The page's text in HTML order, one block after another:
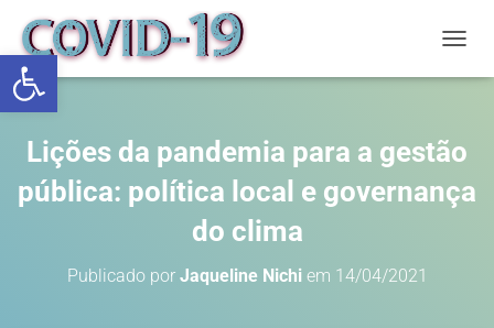
Abrir a barra de ferramentas
Lições da pandemia para a gestão
pública: política local e governança
do clima
Publicado por Jaqueline Nichiem 14/04/2021